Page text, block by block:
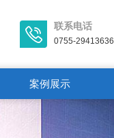
联系电话
0755-29413636
案例展示